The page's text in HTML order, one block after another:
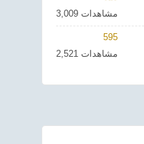
3,009 مشاهدات
595
2,521 مشاهدات